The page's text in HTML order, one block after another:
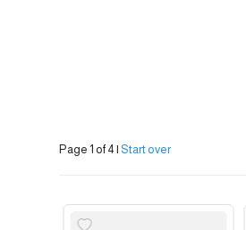
Page 1 of 4 | Start over